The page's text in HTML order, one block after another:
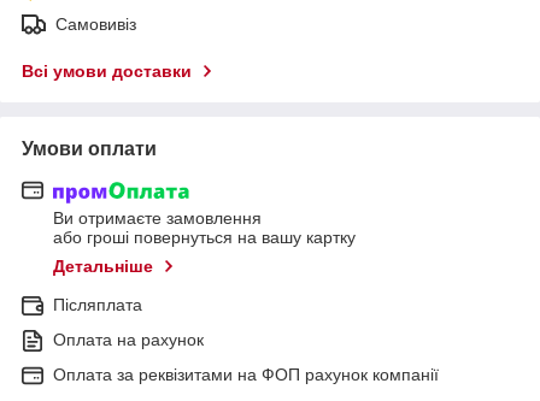
Самовивіз
Всі умови доставки
Умови оплати
Ви отримаєте замовлення
або гроші повернуться на вашу картку
Детальніше
Післяплата
Оплата на рахунок
Оплата за реквізитами на ФОП рахунок компанії